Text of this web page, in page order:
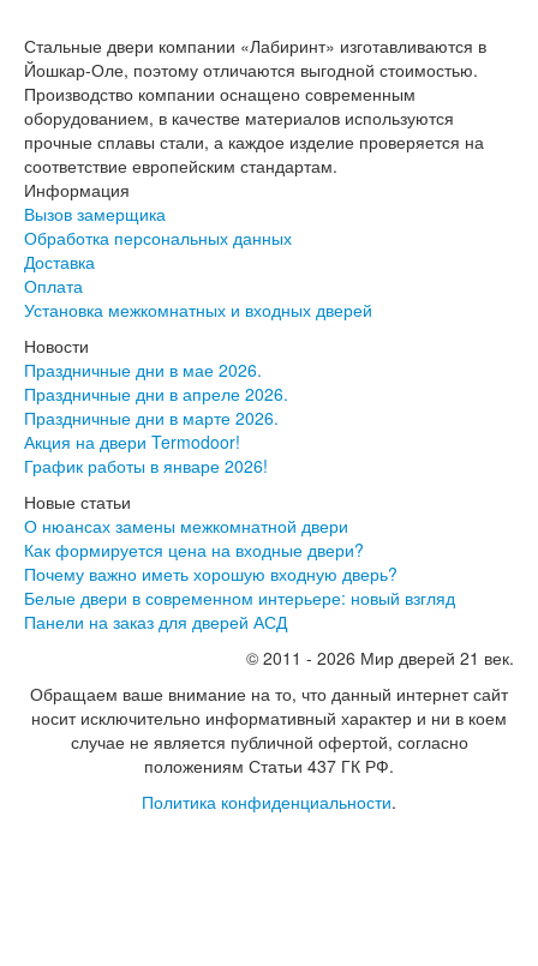
Серия Синди
Серия Скай
Серия Стефани
Серия Уно
Двери Верда
ПЭТ Верда
Коллекция дверей Альтекс
Экошпон Верда
Коллекция дверей Лофт
Коллекция дверей Техно
Эмаль Верда
Шпон Дворецкий
Эмаль Дворецкий
Двери Про
Инвизибл Про
Экошпон Про
Двери межкомнатные ВФД
Атум ВФД
Атум Про ВФД
Бейсик ВФД
Винтер ВФД
Иннова ВФД
Классик Арт ВФД
Урбан ВФД
Эмалекс ВФД
Фурнитура
Фурнитура Adden bau
Фурнитура Bussare
Стальные двери компании «Лабиринт» изготавливаются в
Йошкар-Оле, поэтому отличаются выгодной стоимостью.
Производство компании оснащено современным
оборудованием, в качестве материалов используются
прочные сплавы стали, а каждое изделие проверяется на
соответствие европейским стандартам.
Информация
Вызов замерщика
Обработка персональных данных
Доставка
Оплата
Установка межкомнатных и входных дверей
Новости
Праздничные дни в мае 2026.
Праздничные дни в апреле 2026.
Праздничные дни в марте 2026.
Акция на двери Termodoor!
График работы в январе 2026!
Новые статьи
О нюансах замены межкомнатной двери
Как формируется цена на входные двери?
Почему важно иметь хорошую входную дверь?
Белые двери в современном интерьере: новый взгляд
Панели на заказ для дверей АСД
© 2011 - 2026 Мир дверей 21 век.
Обращаем ваше внимание на то, что данный интернет сайт
носит исключительно информативный характер и ни в коем
случае не является публичной офертой, согласно
положениям Статьи 437 ГК РФ.
Политика конфиденциальности.